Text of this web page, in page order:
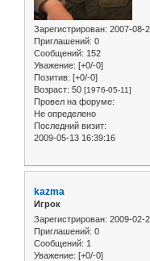
Зарегистрирован: 2007-08-
Приглашений: 0
Сообщений: 152
Уважение: [+0/-0]
Позитив: [+0/-0]
Возраст: 50 [1976-05-11]
Провел на форуме:
Не определено
Последний визит:
2009-05-13 16:39:16
kazma
Игрок
Зарегистрирован: 2009-02-
Приглашений: 0
Сообщений: 1
Уважение: [+0/-0]